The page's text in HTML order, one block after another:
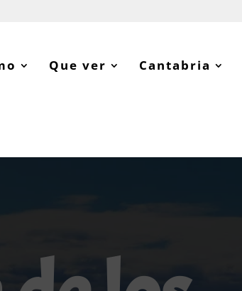
Que ver Cantabria